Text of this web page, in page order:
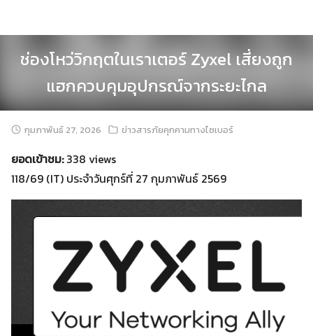
ช่องโหว่วิกฤตในเราเตอร์ Zyxel เสี่ยงถูก
แฮกควบคุมอุปกรณ์จากระยะไกล
กุมภาพันธ์ 27, 2026 ข่าวสารภัยคุกคามทางไซเบอร์
ยอดเข้าชม:338 views
118/69 (IT) ประจำวันศุกร์ที่ 27 กุมภาพันธ์ 2569